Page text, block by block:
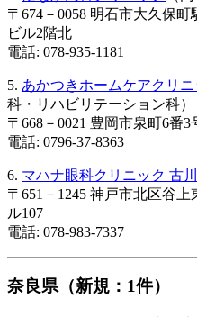
〒674－0058 明石市大久保町
ビル2階北
電話: 078-935-1181
5. あかつきホームケアクリニ
科・リハビリテーション科）
〒668－0021 豊岡市泉町6番3
電話: 0796-37-8363
6. マハナ眼科クリニック 古
〒651－1245 神戸市北区谷
ル107
電話: 078-983-7337
奈良県（新規：1件）